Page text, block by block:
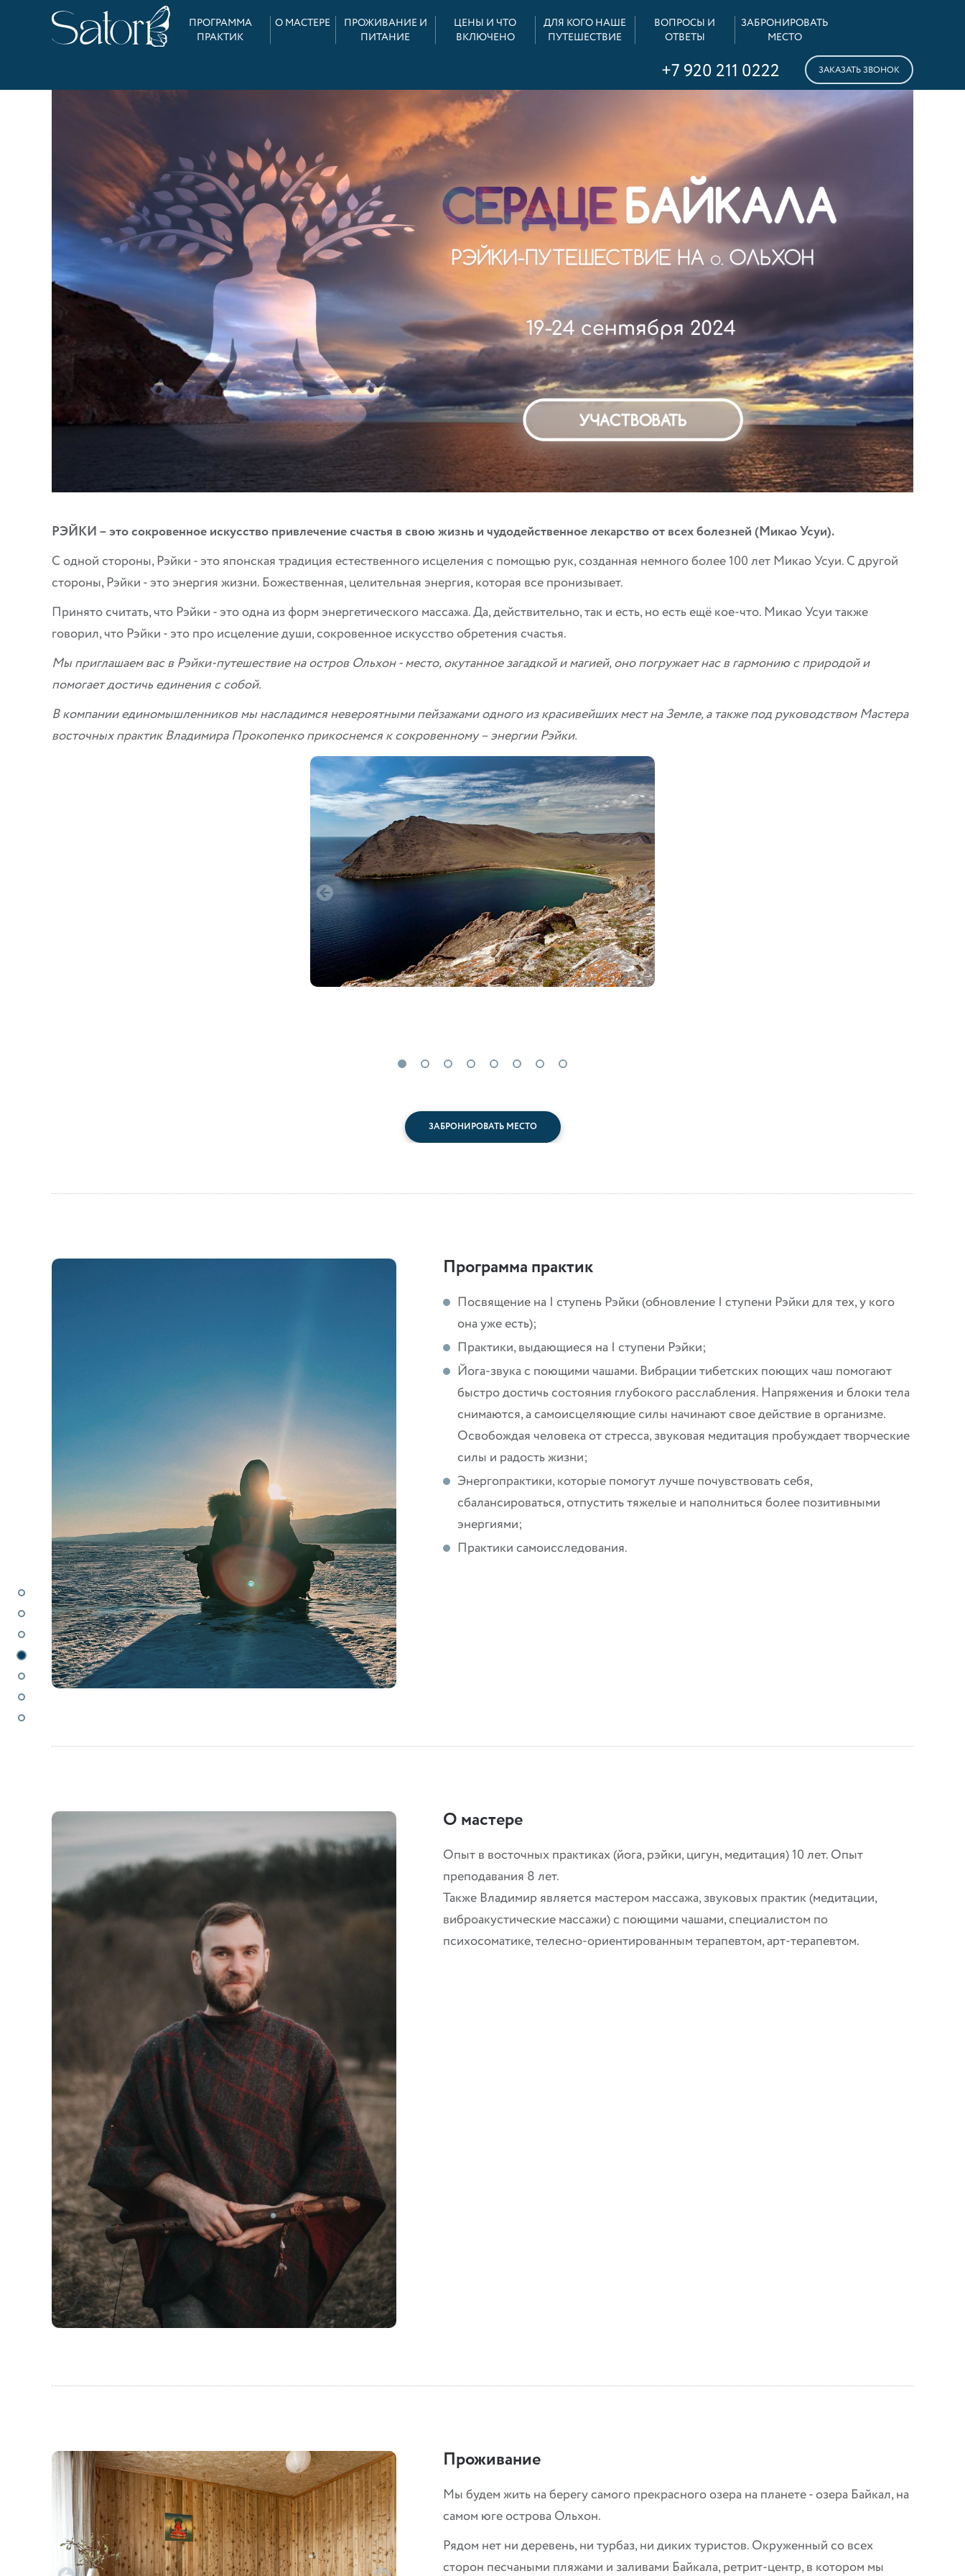
ПРОГРАММА
ПРАКТИК
О МАСТЕРЕ
ПРОЖИВАНИЕ И
ПИТАНИЕ
ЦЕНЫ И ЧТО
ВКЛЮЧЕНО
ДЛЯ КОГО НАШЕ
ПУТЕШЕСТВИЕ
ВОПРОСЫ И
ОТВЕТЫ
ЗАБРОНИРОВАТЬ
МЕСТО
+7 920 211 0222 ЗАКАЗАТЬ ЗВОНОК
РЭЙКИ – это сокровенное искусство привлечение счастья в свою жизнь и чудодейственное лекарство от всех болезней (Микао Усуи).
С одной стороны, Рэйки - это японская традиция естественного исцеления с помощью рук, созданная немного более 100 лет Микао Усуи. С другой
стороны, Рэйки - это энергия жизни. Божественная, целительная энергия, которая все пронизывает.
Принято считать, что Рэйки - это одна из форм энергетического массажа. Да, действительно, так и есть, но есть ещё кое-что. Микао Усуи также
говорил, что Рэйки - это про исцеление души, сокровенное искусство обретения счастья.
Мы приглашаем вас в Рэйки-путешествие на остров Ольхон - место, окутанное загадкой и магией, оно погружает нас в гармонию с природой и
помогает достичь единения с собой.
В компании единомышленников мы насладимся невероятными пейзажами одного из красивейших мест на Земле, а также под руководством Мастера
восточных практик Владимира Прокопенко прикоснемся к сокровенному – энергии Рэйки.
ЗАБРОНИРОВАТЬ МЕСТО
Программа практик
Посвящение на I ступень Рэйки (обновление I ступени Рэйки для тех, у кого
она уже есть);
Практики, выдающиеся на I ступени Рэйки;
Йога-звука с поющими чашами. Вибрации тибетских поющих чаш помогают
быстро достичь состояния глубокого расслабления. Напряжения и блоки тела
снимаются, а самоисцеляющие силы начинают свое действие в организме.
Освобождая человека от стресса, звуковая медитация пробуждает творческие
силы и радость жизни;
Энергопрактики, которые помогут лучше почувствовать себя,
сбалансироваться, отпустить тяжелые и наполниться более позитивными
энергиями;
Практики самоисследования.
О мастере
Опыт в восточных практиках (йога, рэйки, цигун, медитация) 10 лет. Опыт
преподавания 8 лет.
Также Владимир является мастером массажа, звуковых практик (медитации,
виброакустические массажи) с поющими чашами, специалистом по
психосоматике, телесно-ориентированным терапевтом, арт-терапевтом.
Проживание
Мы будем жить на берегу самого прекрасного озера на планете - озера Байкал, на
самом юге острова Ольхон.
Рядом нет ни деревень, ни турбаз, ни диких туристов. Окруженный со всех
сторон песчаными пляжами и заливами Байкала, ретрит-центр, в котором мы